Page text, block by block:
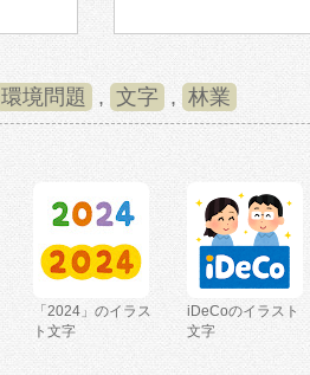
環境問題 , 文字 , 林業
「2024」のイラス
ト文字
iDeCoのイラスト
文字